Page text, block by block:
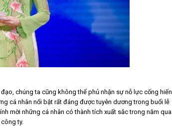
chúng ta cũng không thể phủ nhận sự nỗ lực cống hiến
cá nhân nổi bật rất đáng được tuyên dương trong buổi lễ
mời những cá nhân có thành tích xuất sắc trong năm qua
ty.